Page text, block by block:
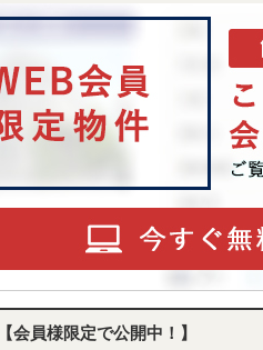
【会員様限定で公開中！】